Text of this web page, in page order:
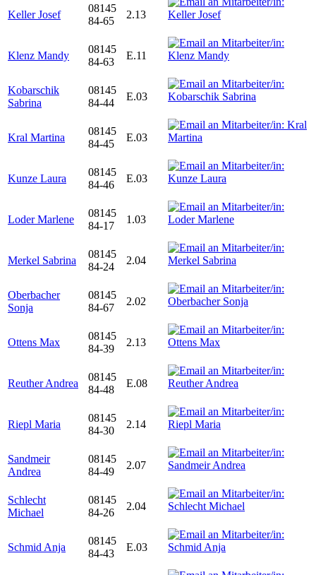
Keller Josef
08145
84-65
2.13
Klenz Mandy
08145
84-63
E.11
Kobarschik
Sabrina
08145
84-44
E.03
Kral Martina
08145
84-45
E.03
Kunze Laura
08145
84-46
E.03
Loder Marlene
08145
84-17
1.03
Merkel Sabrina
08145
84-24
2.04
Oberbacher
Sonja
08145
84-67
2.02
Ottens Max
08145
84-39
2.13
Reuther Andrea
08145
84-48
E.08
Riepl Maria
08145
84-30
2.14
Sandmeir
Andrea
08145
84-49
2.07
Schlecht
Michael
08145
84-26
2.04
Schmid Anja
08145
84-43
E.03